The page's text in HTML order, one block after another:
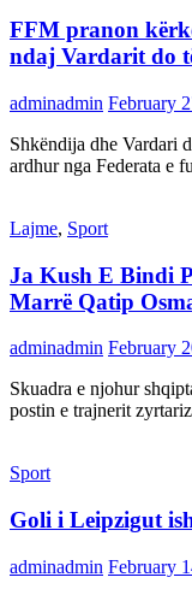
FFM pranon
ndaj Vardarit do
adminadmin February
Shkëndija dhe Vardari
ardhur nga Federata e
Lajme, Sport
Ja Kush E Bindi
Marrë Qatip
adminadmin February
Skuadra e njohur
postin e trajnerit
Sport
Goli i Leipzigut
adminadmin February